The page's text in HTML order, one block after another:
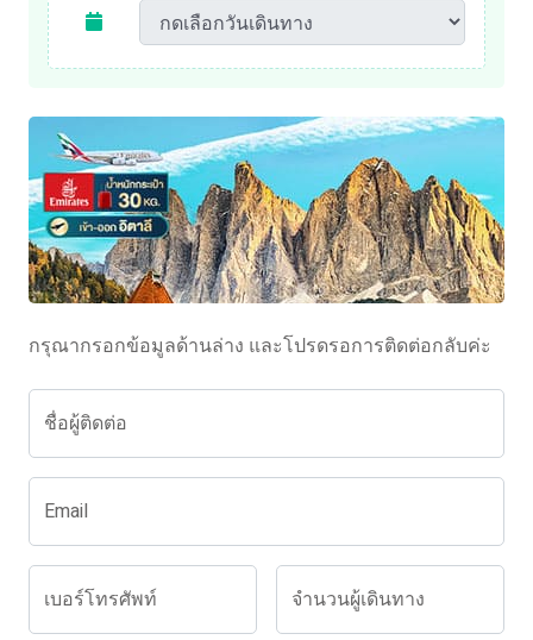
กรุณากรอกข้อมูลด้านล่าง และโปรดรอการติดต่อกลับค่ะ
ชื่อผู้ติดต่อ
Email
เบอร์โทรศัพท์ จำนวนผู้เดินทาง